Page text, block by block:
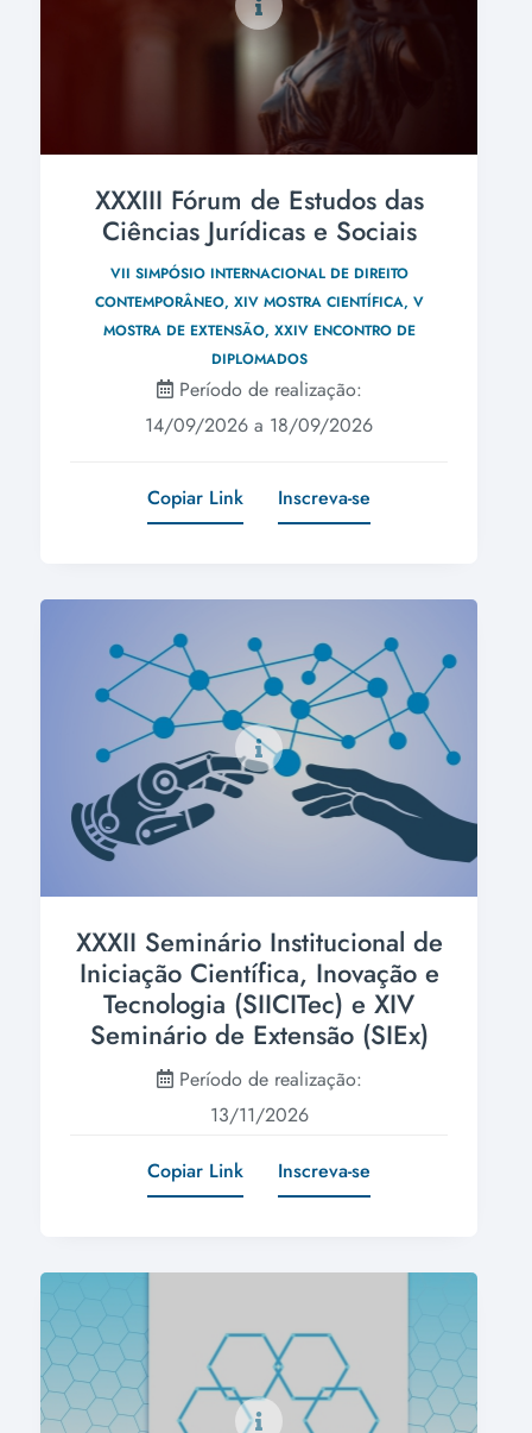
XXXIII Fórum de Estudos das
Ciências Jurídicas e Sociais
VII SIMPÓSIO INTERNACIONAL DE DIREITO
CONTEMPORÂNEO, XIV MOSTRA CIENTÍFICA, V
MOSTRA DE EXTENSÃO, XXIV ENCONTRO DE
DIPLOMADOS
Período de realização:
14/09/2026 a 18/09/2026
Copiar Link Inscreva-se
XXXII Seminário Institucional de
Iniciação Científica, Inovação e
Tecnologia (SIICITec) e XIV
Seminário de Extensão (SIEx)
Período de realização:
13/11/2026
Copiar Link Inscreva-se